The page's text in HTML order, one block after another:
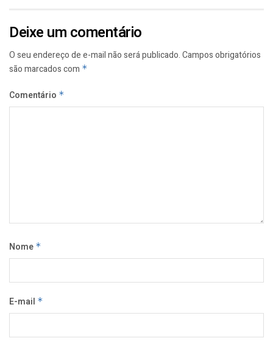
Deixe um comentário
O seu endereço de e-mail não será publicado.Campos obrigatórios
são marcados com *
Comentário *
Nome *
E-mail *